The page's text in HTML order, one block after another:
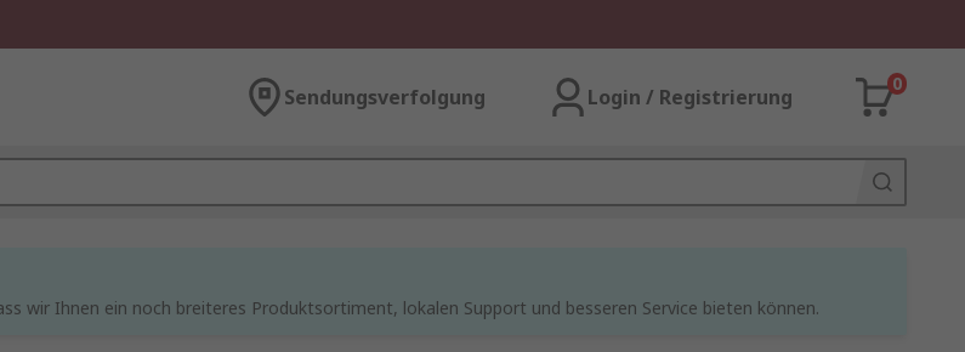
Sendungsverfolgung Login / Registrierung
0
wir Ihnen ein noch breiteres Produktsortiment, lokalen Support und besseren Service bieten können.